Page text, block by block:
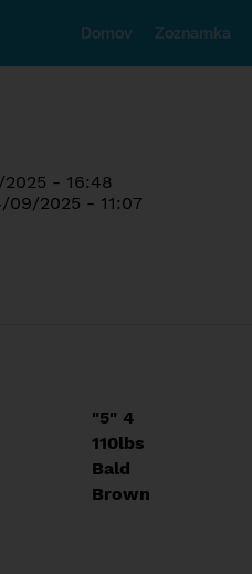
Domov Zoznamka
- 16:48
09/2025 - 11:07
"5" 4
110lbs
Bald
Brown